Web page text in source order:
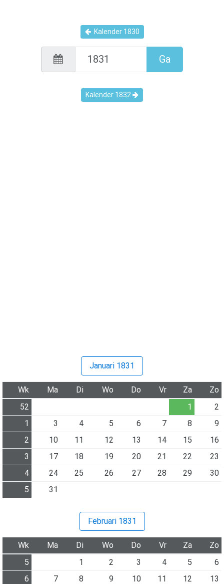
Kalender 1830
Ga
Kalender 1832
Januari 1831
Wk Ma Di Wo Do Vr Za
Zo
52
1
2
1
3 4 5 6 7 8
9
2
10 11 12 13 14 15
16
3
17 18 19 20 21 22
23
4
24 25 26 27 28 29
30
5
31
Februari 1831
Wk Ma Di Wo Do Vr Za
Zo
5
1 2 3 4 5
6
6
7 8 9 10 11 12
13